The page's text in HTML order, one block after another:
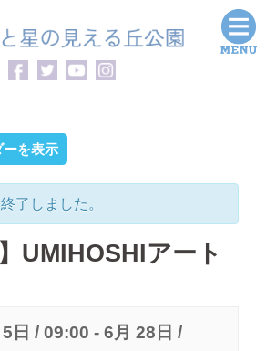
ーを表示
了しました。
UMIHOSHIアート
日 / 09:00 - 6月 28日 /